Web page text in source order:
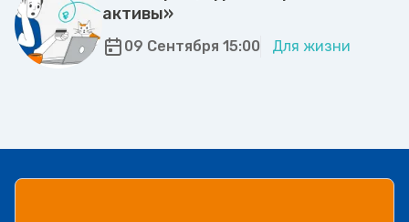
активы»
09 Сентября 15:00 Для жизни